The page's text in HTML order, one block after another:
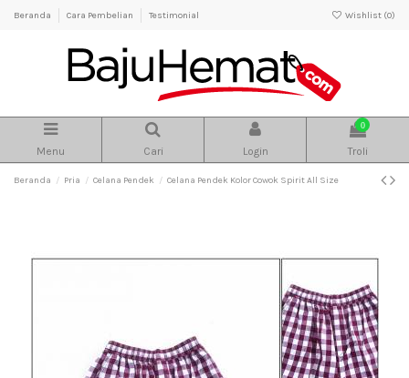
Beranda Cara Pembelian Testimonial Wishlist (0)
Menu Cari Login
0
Troli
Beranda Pria Celana Pendek Celana Pendek Kolor Cowok Spirit All Size